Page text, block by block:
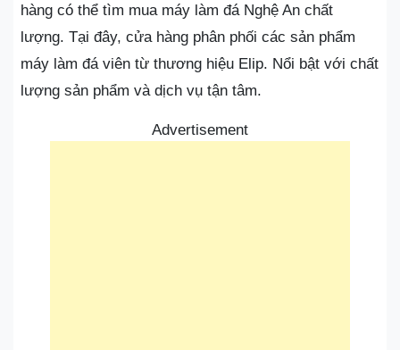
hàng có thể tìm mua máy làm đá Nghệ An chất
lượng. Tại đây, cửa hàng phân phối các sản phẩm
máy làm đá viên từ thương hiệu Elip. Nổi bật với chất
lượng sản phẩm và dịch vụ tận tâm.
Advertisement